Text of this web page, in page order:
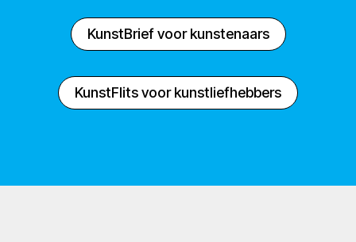
KunstBrief voor kunstenaars
KunstFlits voor kunstliefhebbers